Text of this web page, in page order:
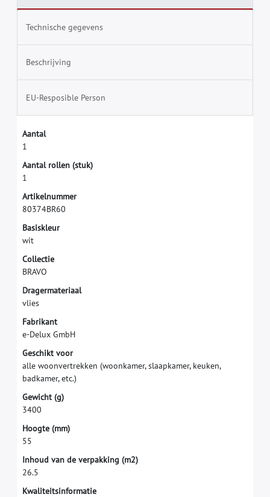
Technische gegevens
Beschrijving
EU-Resposible Person
Aantal
1
Aantal rollen (stuk)
1
Artikelnummer
80374BR60
Basiskleur
wit
Collectie
BRAVO
Dragermateriaal
vlies
Fabrikant
e-Delux GmbH
Geschikt voor
alle woonvertrekken (woonkamer, slaapkamer, keuken,
badkamer, etc.)
Gewicht (g)
3400
Hoogte (mm)
55
Inhoud van de verpakking (m2)
26.5
Kwaliteitsinformatie